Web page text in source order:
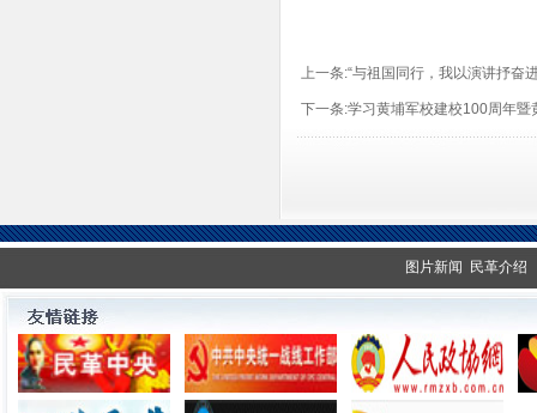
上一条:“与祖国同行，我以演讲抒
下一条:学习黄埔军校建校100周年
图片新闻 民革介绍